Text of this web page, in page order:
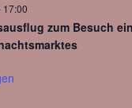
17:00
zum Besuch